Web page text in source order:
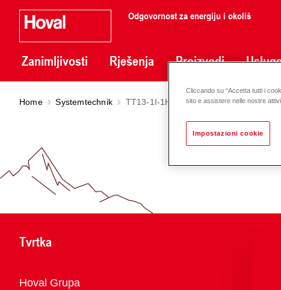
Odgovornost za energiju i okoliš
Zanimljivosti Rješenja Proizvodi
Home Systemtechnik TT13-1I-1H-1IS-MHK-DLK
Tvrtka
Pregled
Hoval Grupa
Cliccando su “Accetta tutti i
sito e assistere nelle nostre
Impostazioni cookie